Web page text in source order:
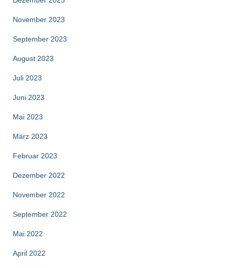
November 2023
September 2023
August 2023
Juli 2023
Juni 2023
Mai 2023
März 2023
Februar 2023
Dezember 2022
November 2022
September 2022
Mai 2022
April 2022